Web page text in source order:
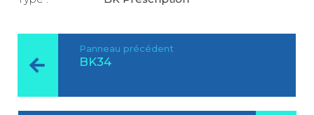
Panneau précédent
BK34